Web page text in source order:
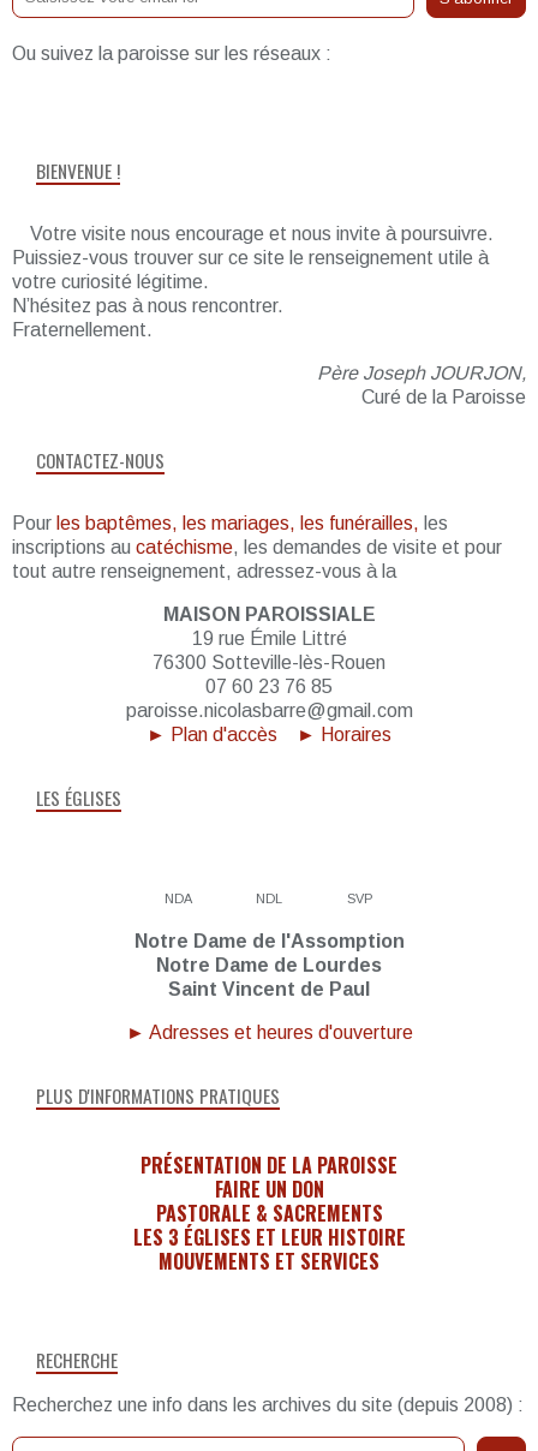
Ou suivez la paroisse sur les réseaux :
RECHERCHE
Recherchez une info dans les archives du site (depuis 2008) :
BIENVENUE !
Votre visite nous encourage et nous invite à poursuivre.
Puissiez-vous trouver sur ce site le renseignement utile à
votre curiosité légitime.
N’hésitez pas à nous rencontrer.
Fraternellement.
Père Joseph JOURJON,
Curé de la Paroisse
CONTACTEZ-NOUS
Pour les baptêmes, les mariages, les funérailles, les
inscriptions au catéchisme, les demandes de visite et pour
tout autre renseignement, adressez-vous à la
MAISON PAROISSIALE
19 rue Émile Littré
76300 Sotteville-lès-Rouen
07 60 23 76 85
paroisse.nicolasbarre@gmail.com
► Plan d'accès
► Horaires
LES ÉGLISES
NDA NDL SVP
Notre Dame de l'Assomption
Notre Dame de Lourdes
Saint Vincent de Paul
► Adresses et heures d'ouverture
PLUS D'INFORMATIONS PRATIQUES
PRÉSENTATION DE LA PAROISSE
FAIRE UN DON
PASTORALE & SACREMENTS
LES 3 ÉGLISES ET LEUR HISTOIRE
MOUVEMENTS ET SERVICES